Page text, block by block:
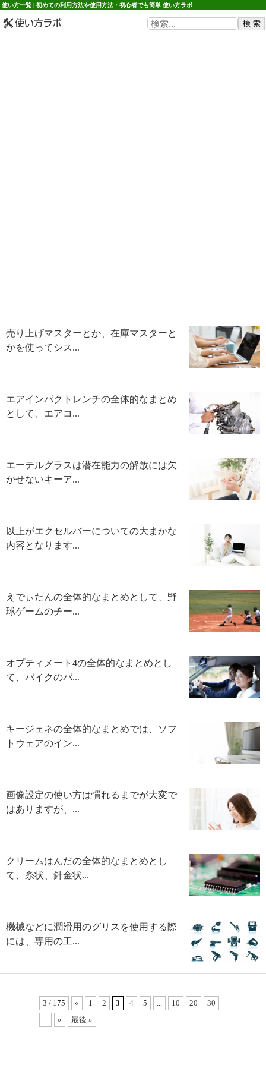
使い方一覧 | 初めての利用方法や使用方法・初心者でも簡単 使い方ラボ
売り上げマスターとか、在庫マスターと
かを使ってシス...
エアインパクトレンチの全体的なまとめ
として、エアコ...
エーテルグラスは潜在能力の解放には欠
かせないキーア...
以上がエクセルバーについての大まかな
内容となります...
えでぃたんの全体的なまとめとして、野
球ゲームのチー...
オプティメート4の全体的なまとめとし
て、バイクのバ...
キージェネの全体的なまとめでは、ソフ
トウェアのイン...
画像設定の使い方は慣れるまでが大変で
はありますが、...
クリームはんだの全体的なまとめとし
て、糸状、針金状...
機械などに潤滑用のグリスを使用する際
には、専用の工...
3 / 175 « 1 2 3 4 5 ... 10 20
30
...
» 最後 »